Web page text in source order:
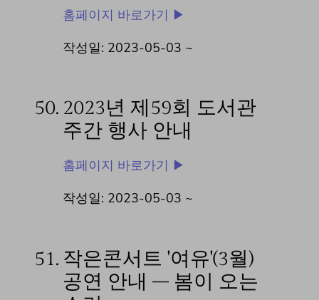
홈페이지 바로가기 ▶
작성일: 2023-05-03 ~
50. 2023년 제59회 도서관
주간 행사 안내
홈페이지 바로가기 ▶
작성일: 2023-05-03 ~
51. 작은콘서트 '여유'(3월)
공연 안내 – 봄이 오는